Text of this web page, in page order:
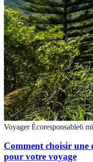
Voyager Écoresponsable6
Comment choisir une
pour votre voyage